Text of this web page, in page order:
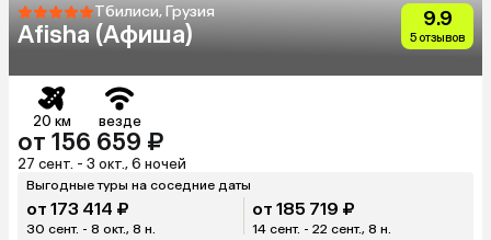
Тбилиси, Грузия
Afisha (Афиша)
9.9
5 отзывов
20 км везде
от 156 659 ₽
27 сент. - 3 окт., 6 ночей
Выгодные туры на соседние даты
от 173 414 ₽
30 сент. - 8 окт., 8 н.
от 185 719 ₽
14 сент. - 22 сент., 8 н.